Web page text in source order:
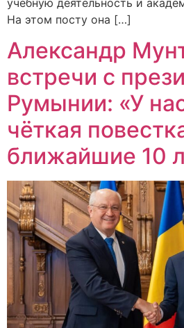
учебную деятельность и
На этом посту она […]
Александр
встречи с
Румынии: «У
чёткая
ближайшие 10